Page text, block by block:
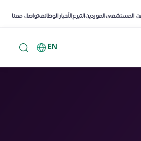
المستشفىالموردينالتبرعالأخبارالوظائفتواصل معنا
EN